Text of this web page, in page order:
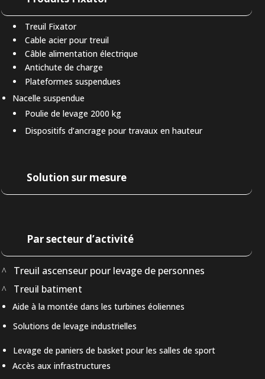
Treuil Fixator
Cable acier pour treuil
Câble alimentation électrique
Antichute de charge
Plateformes suspendues
Nacelle suspendue
Poulie de levage 2000 kg
Dispositifs d’ancrage pour travaux en hauteur
Solution sur mesure
Par secteur d’activité
Treuil ascenseur pour levage de personnes
Treuil batiment
Aide à la montée dans les turbines éoliennes
Solutions de levage industrielles
Levage de paniers de basket pour les salles de sport
Accès aux infrastructures